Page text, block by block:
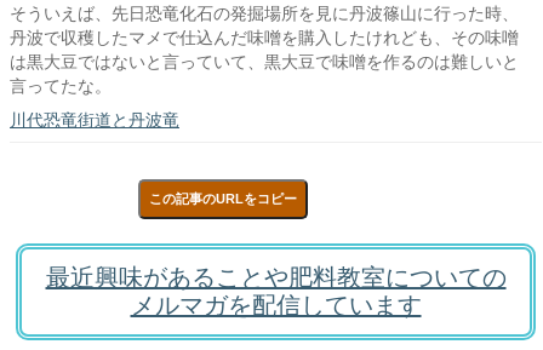
そういえば、先日恐竜化石の発掘場所を見に丹波篠山に行った時、
丹波で収穫したマメで仕込んだ味噌を購入したけれども、その味噌
は黒大豆ではないと言っていて、黒大豆で味噌を作るのは難しいと
言ってたな。
川代恐竜街道と丹波竜
この記事のURLをコピー
最近興味があることや肥料教室についての
メルマガを配信しています